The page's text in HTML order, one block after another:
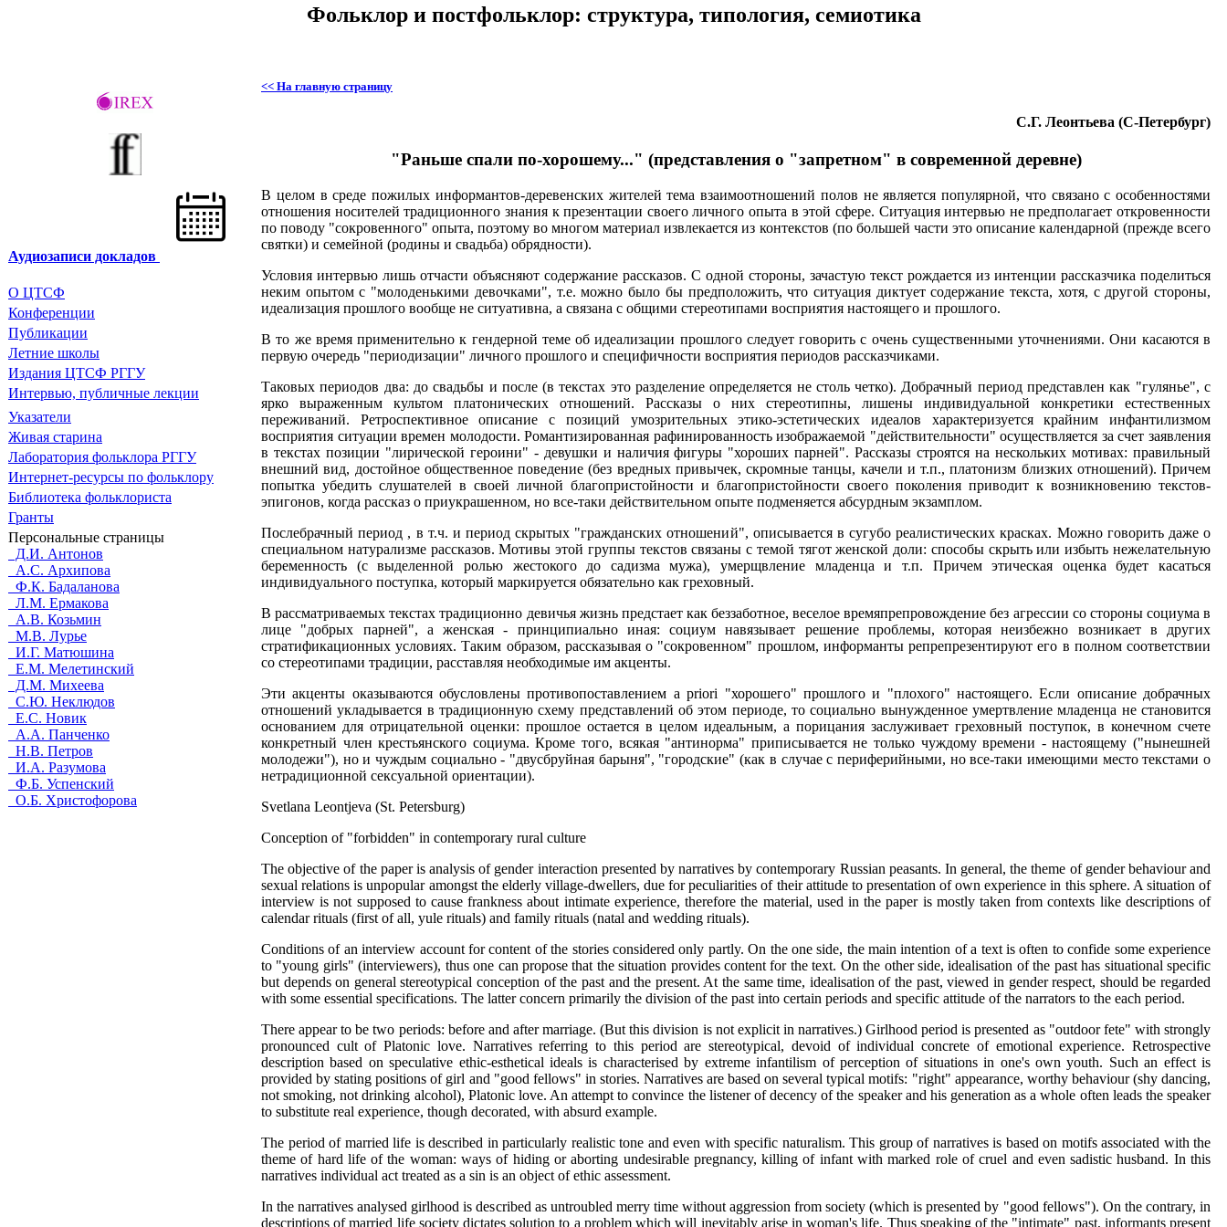
Фольклор и постфольклор: структура, типология, семиотика
Аудиозаписи докладов
О ЦТСФ
Конференции
Публикации
Летние школы
Издания ЦТСФ РГГУ
Интервью, публичные лекции
Указатели
Живая cтарина
Лаборатория фольклора РГГУ
Интернет-ресурсы по фольклору
Библиотека фольклориста
Гранты
Персональные страницы
Д.И. Антонов
А.С. Архипова
Ф.К. Бадаланова
Л.М. Ермакова
А.В. Козьмин
М.В. Лурье
И.Г. Матюшина
Е.М. Мелетинский
Д.М. Михеева
С.Ю. Неклюдов
Е.С. Новик
А.А. Панченко
Н.В. Петров
И.А. Разумова
Ф.Б. Успенский
О.Б. Христофорова
<< На главную страницу
С.Г. Леонтьева (С-Петербург)
"Раньше спали по-хорошему..." (представления о "запретном" в современной деревне)
В целом в среде пожилых информантов-деревенских жителей тема взаимоотношений полов не является популярной, что связано с особенностями
отношения носителей традиционного знания к презентации своего личного опыта в этой сфере. Ситуация интервью не предполагает откровенности
по поводу "сокровенного" опыта, поэтому во многом материал извлекается из контекстов (по большей части это описание календарной (прежде всего
святки) и семейной (родины и свадьба) обрядности).
Условия интервью лишь отчасти объясняют содержание рассказов. С одной стороны, зачастую текст рождается из интенции рассказчика поделиться
неким опытом с "молоденькими девочками", т.е. можно было бы предположить, что ситуация диктует содержание текста, хотя, с другой стороны,
идеализация прошлого вообще не ситуативна, а связана с общими стереотипами восприятия настоящего и прошлого.
В то же время применительно к гендерной теме об идеализации прошлого следует говорить с очень существенными уточнениями. Они касаются в
первую очередь "периодизации" личного прошлого и специфичности восприятия периодов рассказчиками.
Таковых периодов два: до свадьбы и после (в текстах это разделение определяется не столь четко). Добрачный период представлен как "гулянье", с
ярко выраженным культом платонических отношений. Рассказы о них стереотипны, лишены индивидуальной конкретики естественных
переживаний. Ретроспективное описание с позиций умозрительных этико-эстетических идеалов характеризуется крайним инфантилизмом
восприятия ситуации времен молодости. Романтизированная рафинированность изображаемой "действительности" осуществляется за счет заявления
в текстах позиции "лирической героини" - девушки и наличия фигуры "хороших парней". Рассказы строятся на нескольких мотивах: правильный
внешний вид, достойное общественное поведение (без вредных привычек, скромные танцы, качели и т.п., платонизм близких отношений). Причем
попытка убедить слушателей в своей личной благопристойности и благопристойности своего поколения приводит к возникновению текстов-
эпигонов, когда рассказ о приукрашенном, но все-таки действительном опыте подменяется абсурдным экзамплом.
Послебрачный период , в т.ч. и период скрытых "гражданских отношений", описывается в сугубо реалистических красках. Можно говорить даже о
специальном натурализме рассказов. Мотивы этой группы текстов связаны с темой тягот женской доли: способы скрыть или избыть нежелательную
беременность (с выделенной ролью жестокого до садизма мужа), умерщвление младенца и т.п. Причем этическая оценка будет касаться
индивидуального поступка, который маркируется обязательно как греховный.
В рассматриваемых текстах традиционно девичья жизнь предстает как беззаботное, веселое времяпрепровождение без агрессии со стороны социума в
лице "добрых парней", а женская - принципиально иная: социум навязывает решение проблемы, которая неизбежно возникает в других
стратификационных условиях. Таким образом, рассказывая о "сокровенном" прошлом, информанты репрепрезентируют его в полном соответствии
со стереотипами традиции, расставляя необходимые им акценты.
Эти акценты оказываются обусловлены противопоставлением а priori "хорошего" прошлого и "плохого" настоящего. Если описание добрачных
отношений укладывается в традиционную схему представлений об этом периоде, то социально вынужденное умертвление младенца не становится
основанием для отрицательной оценки: прошлое остается в целом идеальным, а порицания заслуживает греховный поступок, в конечном счете
конкретный член крестьянского социума. Кроме того, всякая "антинорма" приписывается не только чуждому времени - настоящему ("нынешней
молодежи"), но и чуждым социально - "двусбруйная барыня", "городские" (как в случае с периферийными, но все-таки имеющими место текстами о
нетрадиционной сексуальной ориентации).
Svetlana Leontjeva (St. Petersburg)
Conception of "forbidden" in contemporary rural culture
The objective of the paper is analysis of gender interaction presented by narratives by contemporary Russian peasants. In general, the theme of gender behaviour and
sexual relations is unpopular amongst the elderly village-dwellers, due for peculiarities of their attitude to presentation of own experience in this sphere. A situation of
interview is not supposed to cause frankness about intimate experience, therefore the material, used in the paper is mostly taken from contexts like descriptions of
calendar rituals (first of all, yule rituals) and family rituals (natal and wedding rituals).
Conditions of an interview account for content of the stories considered only partly. On the one side, the main intention of a text is often to confide some experience
to "young girls" (interviewers), thus one can propose that the situation provides content for the text. On the other side, idealisation of the past has situational specific
but depends on general stereotypical conception of the past and the present. At the same time, idealisation of the past, viewed in gender respect, should be regarded
with some essential specifications. The latter concern primarily the division of the past into certain periods and specific attitude of the narrators to the each period.
There appear to be two periods: before and after marriage. (But this division is not explicit in narratives.) Girlhood period is presented as "outdoor fete" with strongly
pronounced cult of Platonic love. Narratives referring to this period are stereotypical, devoid of individual concrete of emotional experience. Retrospective
description based on speculative ethic-esthetical ideals is characterised by extreme infantilism of perception of situations in one's own youth. Such an effect is
provided by stating positions of girl and "good fellows" in stories. Narratives are based on several typical motifs: "right" appearance, worthy behaviour (shy dancing,
not smoking, not drinking alcohol), Platonic love. An attempt to convince the listener of decency of the speaker and his generation as a whole often leads the speaker
to substitute real experience, though decorated, with absurd example.
The period of married life is described in particularly realistic tone and even with specific naturalism. This group of narratives is based on motifs associated with the
theme of hard life of the woman: ways of hiding or aborting undesirable pregnancy, killing of infant with marked role of cruel and even sadistic husband. In this
narratives individual act treated as a sin is an object of ethic assessment.
In the narratives analysed girlhood is described as untroubled merry time without aggression from society (which is presented by "good fellows"). On the contrary, in
descriptions of married life society dictates solution to a problem which will inevitably arise in woman's life. Thus speaking of the "intimate" past, informants present